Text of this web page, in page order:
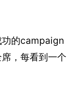
功的campaign
，每看到一个